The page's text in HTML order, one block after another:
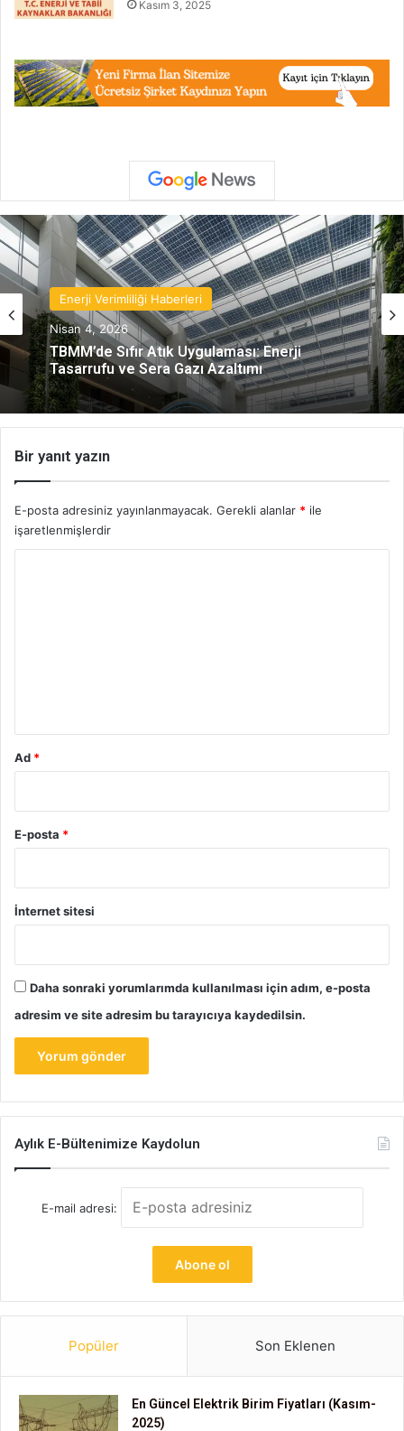
Kasım 3, 2025
Enerji Verimliliği Haberleri
Nisan 4, 2026
TBMM’de Sıfır Atık Uygulaması: Enerji
Tasarrufu ve Sera Gazı Azaltımı
Bir yanıt yazın
E-posta adresiniz yayınlanmayacak. Gerekli alanlar * ile
işaretlenmişlerdir
Ad *
E-posta *
İnternet sitesi
Daha sonraki yorumlarımda kullanılması için adım, e-posta
adresim ve site adresim bu tarayıcıya kaydedilsin.
Aylık E-Bültenimize Kaydolun
E-mail adresi:
Popüler Son Eklenen
En Güncel Elektrik Birim Fiyatları (Kasım-
2025)